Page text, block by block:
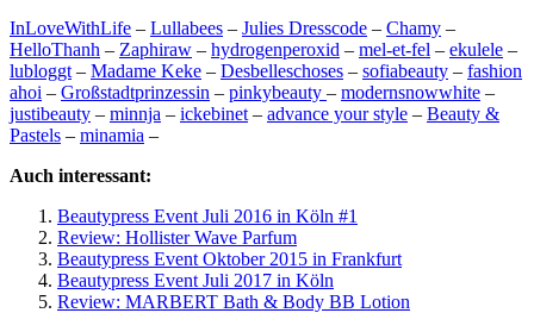
InLoveWithLife – Lullabees – Julies Dresscode – Chamy –
HelloThanh – Zaphiraw – hydrogenperoxid – mel-et-fel – ekulele –
lubloggt – Madame Keke – Desbelleschoses – sofiabeauty – fashion
ahoi – Großstadtprinzessin – pinkybeauty – modernsnowwhite –
justibeauty – minnja – ickebinet – advance your style – Beauty &
Pastels – minamia –
Auch interessant:
Beautypress Event Juli 2016 in Köln #1
Review: Hollister Wave Parfum
Beautypress Event Oktober 2015 in Frankfurt
Beautypress Event Juli 2017 in Köln
Review: MARBERT Bath & Body BB Lotion